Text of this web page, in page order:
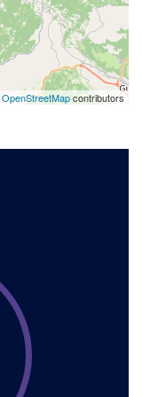
OpenStreetMapcontributors